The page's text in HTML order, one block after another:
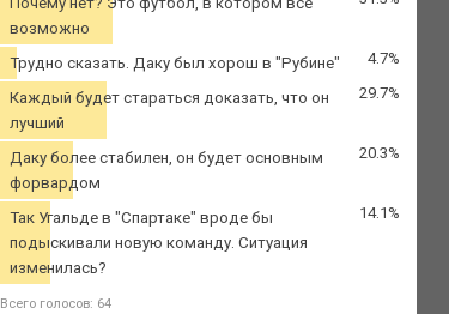
возможно
Трудно сказать. Даку был хорош в "Рубине" 4.7%
Каждый будет стараться доказать, что он
лучший
29.7%
Даку более стабилен, он будет основным
форвардом
20.3%
Так Угальде в "Спартаке" вроде бы
подыскивали новую команду. Ситуация
изменилась?
14.1%
Всего голосов: 64